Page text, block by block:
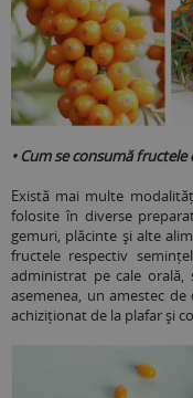
• Cum se consumă fructele
Există mai multe
folosite în diverse
gemuri, plăcinte și alte
fructele respectiv
administrat pe cale orală,
asemenea, un amestec
achiziționat de la plafar și